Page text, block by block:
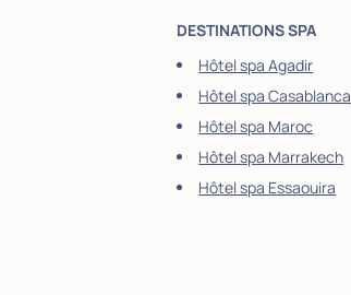
DESTINATIONS SPA
Hôtel spa Agadir
Hôtel spa Casablanca
Hôtel spa Maroc
Hôtel spa Marrakech
Hôtel spa Essaouira